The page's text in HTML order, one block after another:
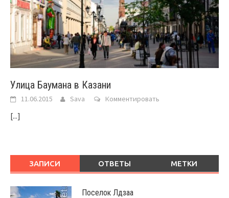
Улица Баумана в Казани
11.06.2015 Sava Комментировать
[...]
ЗАПИСИ ОТВЕТЫ МЕТКИ
Поселок Лдзаа